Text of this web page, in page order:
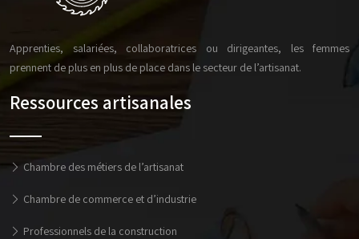
Apprenties, salariées, collaboratrices ou dirigeantes, les femmes
prennent de plus en plus de place dans le secteur de l’artisanat.
Ressources artisanales
Chambre des métiers de l’artisanat
Chambre de commerce et d’industrie
Professionnels de la construction